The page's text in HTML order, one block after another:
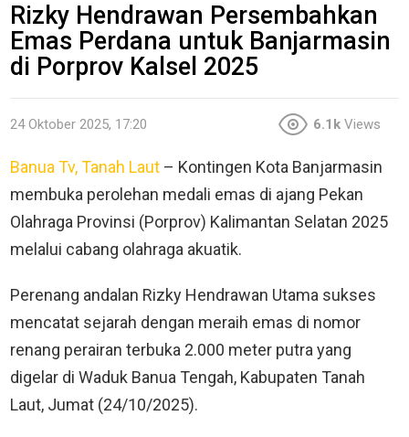
Rizky Hendrawan Persembahkan
Emas Perdana untuk Banjarmasin
di Porprov Kalsel 2025
24 Oktober 2025, 17:20 6.1k Views
Banua Tv, Tanah Laut – Kontingen Kota Banjarmasin
membuka perolehan medali emas di ajang Pekan
Olahraga Provinsi (Porprov) Kalimantan Selatan 2025
melalui cabang olahraga akuatik.
Perenang andalan Rizky Hendrawan Utama sukses
mencatat sejarah dengan meraih emas di nomor
renang perairan terbuka 2.000 meter putra yang
digelar di Waduk Banua Tengah, Kabupaten Tanah
Laut, Jumat (24/10/2025).